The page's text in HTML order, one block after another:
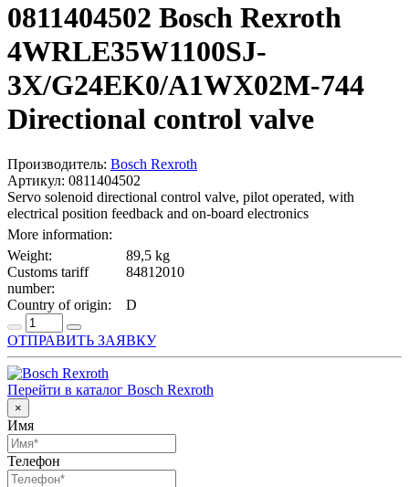
0811404502 Bosch Rexroth
4WRLE35W1100SJ-
3X/G24EK0/A1WX02M-744
Directional control valve
Производитель: Bosch Rexroth
Артикул: 0811404502
Servo solenoid directional control valve, pilot operated, with
electrical position feedback and on-board electronics
More information:
Weight:
89,5 kg
Customs tariff
number:
84812010
Country of origin: D
ОТПРАВИТЬ ЗАЯВКУ
Перейти в каталог Bosch Rexroth
×
Имя
Телефон